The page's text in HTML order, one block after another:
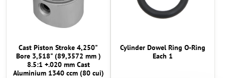
Cast Piston Stroke 4,250"
Bore 3,518" (89,3572 mm )
8.5:1 +.020 mm Cast
Aluminium 1340 ccm (80 cui)
Cylinder Dowel Ring O-Ring
Each 1